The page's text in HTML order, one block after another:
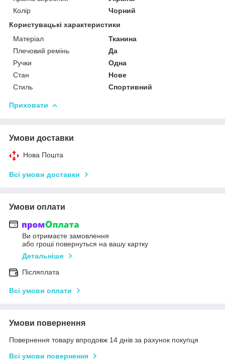
Колір
Чорний
Користувацькі характеристики
Матеріал
Тканина
Плечовий ремінь
Да
Ручки
Одна
Стан
Нове
Стиль
Спортивний
Приховати
Умови доставки
Нова Пошта
Всі умови доставки
Умови оплати
Ви отримаєте замовлення
або гроші повернуться на вашу картку
Детальніше
Післяплата
Всі умови оплати
Умови повернення
Повернення товару впродовж 14 днів за рахунок покупця
Всі умови повернення